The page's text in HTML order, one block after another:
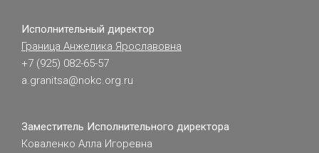
Исполнительный директор
Граница Анжелика Ярославовна
+7 (925) 082-65-57
a.granitsa@nokc.org.ru
Заместитель Исполнительного директора
Коваленко Алла Игоревна